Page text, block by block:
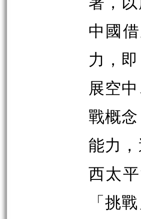
中國
力，
展空
戰概
能力
西太
「挑